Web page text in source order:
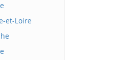
et-Loire